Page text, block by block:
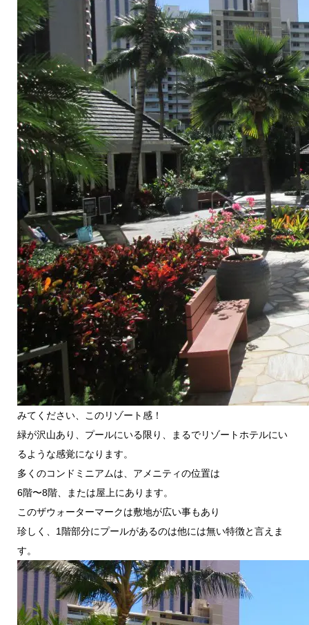
みてください、このリゾート感！
緑が沢山あり、プールにいる限り、まるでリゾートホテルにい
るような感覚になります。
多くのコンドミニアムは、アメニティの位置は
6階〜8階、または屋上にあります。
このザウォーターマークは敷地が広い事もあり
珍しく、1階部分にプールがあるのは他には無い特徴と言えま
す。